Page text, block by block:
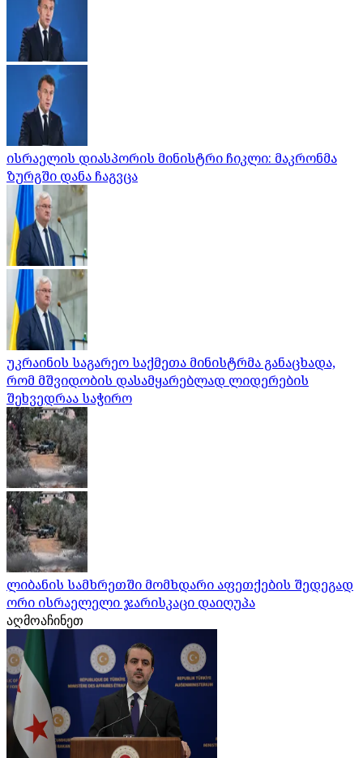
ისრაელის დიასპორის მინისტრი ჩიკლი: მაკრონმა
ზურგში დანა ჩაგვცა
უკრაინის საგარეო საქმეთა მინისტრმა განაცხადა,
რომ მშვიდობის დასამყარებლად ლიდერების
შეხვედრაა საჭირო
ლიბანის სამხრეთში მომხდარი აფეთქების შედეგად
ორი ისრაელელი ჯარისკაცი დაიღუპა
აღმოაჩინეთ